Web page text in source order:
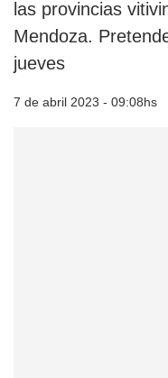
las provincias
Mendoza.
jueves
7 de abril 2023 - 09:08hs